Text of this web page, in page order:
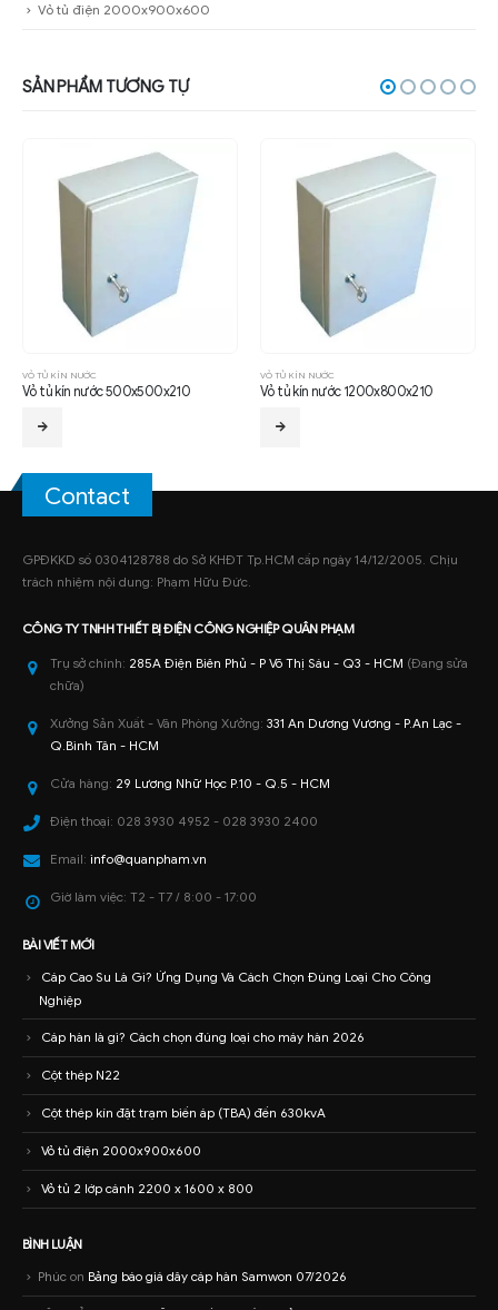
Vỏ tủ điện 2000x900x600
SẢN PHẨM TƯƠNG TỰ
VỎ TỦ KÍN NƯỚC
Vỏ tủ kín nước 500x500x210
VỎ TỦ KÍN NƯỚC
Vỏ tủ kín nước 1200x800x210
Contact
GPĐKKD số 0304128788 do Sở KHĐT Tp.HCM cấp ngày 14/12/2005. Chịu
trách nhiệm nội dung: Phạm Hữu Đức.
CÔNG TY TNHHTHIẾT BỊ ĐIỆN CÔNG NGHIỆPQUÂN PHẠM
Trụ sở chính: 285A Điện Biên Phủ - P Võ Thị Sáu - Q3 - HCM (Đang sửa
chữa)
Xưởng Sản Xuất - Văn Phòng Xưởng: 331 An Dương Vương - P.An Lạc -
Q.Bình Tân - HCM
Cửa hàng: 29 Lương Nhữ Học P.10 - Q.5 - HCM
Điện thoại: 028 3930 4952 - 028 3930 2400
Email: info@quanpham.vn
Giờ làm việc: T2 - T7 / 8:00 - 17:00
BÀI VIẾT MỚI
Cáp Cao Su Là Gì? Ứng Dụng Và Cách Chọn Đúng Loại Cho Công
Nghiệp
Cáp hàn là gì? Cách chọn đúng loại cho máy hàn 2026
Cột thép N22
Cột thép kín đặt trạm biến áp (TBA) đến 630kvA
Vỏ tủ điện 2000x900x600
Vỏ tủ 2 lớp cánh 2200 x 1600 x 800
BÌNH LUẬN
Phúc on Bảng báo giá dây cáp hàn Samwon 07/2026